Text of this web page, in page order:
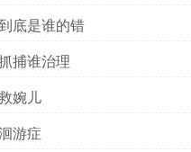
底是谁的错
捕谁治理
婉儿
游症